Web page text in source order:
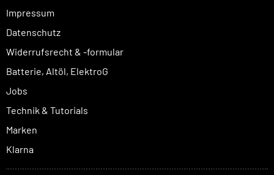
Impressum
Datenschutz
Widerrufsrecht & -formular
Batterie, Altöl, ElektroG
Jobs
Technik & Tutorials
Marken
Klarna